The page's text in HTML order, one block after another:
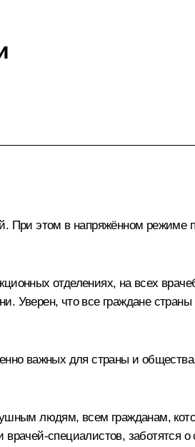
При этом в напряжённом режиме
отделениях, на всех
Уверен, что все граждане
важных для страны и
людям, всем гражданам,
специалистов, заботятся